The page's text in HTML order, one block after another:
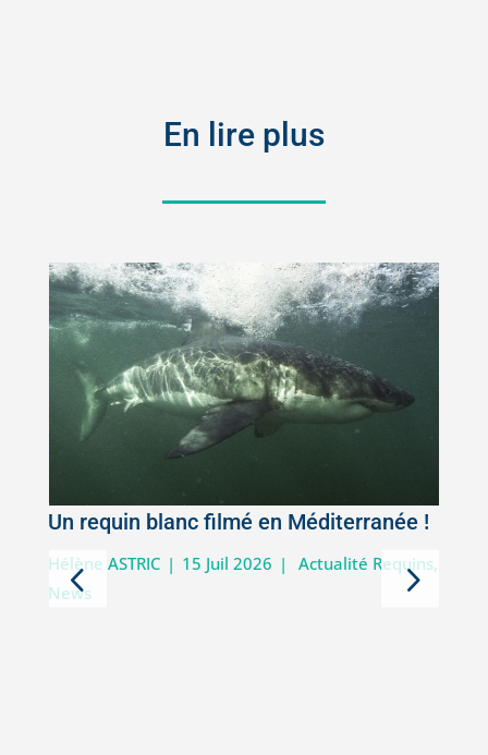
En lire plus
Un requin blanc filmé en Méditerranée !
Hélène ASTRIC | 15 Juil 2026 | Actualité Requins,
News